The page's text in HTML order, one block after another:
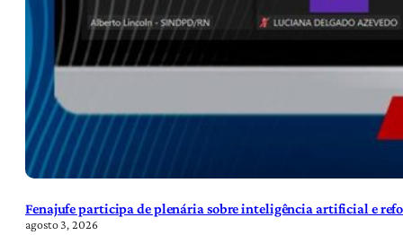
Fenajufe participa de plenária sobre inteligência artificial e
agosto 3, 2026